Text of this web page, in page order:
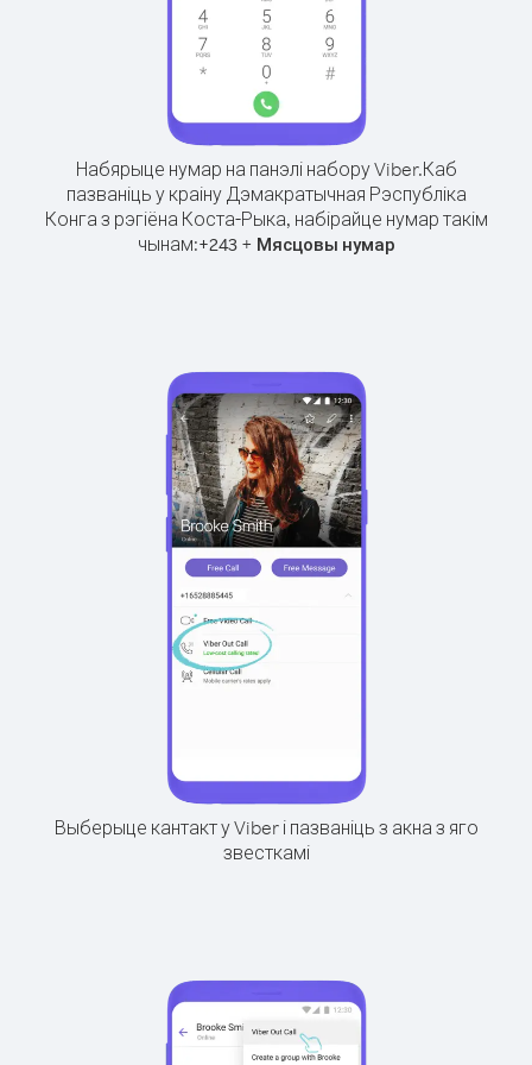
Набярыце нумар на панэлі набору Viber.Каб
пазваніць у краіну Дэмакратычная Рэспубліка
Конга з рэгіёна Коста-Рыка, набірайце нумар такім
чынам:+243+ Мясцовы нумар
Выберыце кантакт у Viber і пазваніць з акна з яго
звесткамі